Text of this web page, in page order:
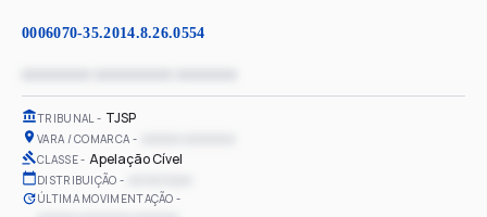
0006070-35.2014.8.26.0554
TRIBUNAL TJSP
VARA / COMARCA
CLASSE Apelação Cível
DISTRIBUIÇÃO
ÚLTIMA MOVIMENTAÇÃO